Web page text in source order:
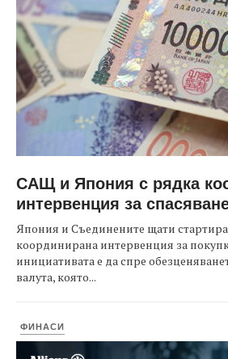
САЩ и Япония с рядка
интервенция за
Япония и Съединените щати
координирана интервенция за
инициативата е да спре
валута, която...
ФИНАСИ